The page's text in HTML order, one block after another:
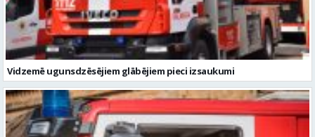
Vidzemē ugunsdzēsējiem glābējiem pieci izsaukumi